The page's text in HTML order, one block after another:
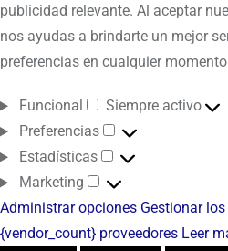
publicidad relevante. Al aceptar
nos ayudas a brindarte un mejor
preferencias en cualquier
Funcional
Siempre activo
Preferencias
Estadísticas
Marketing
Administrar opciones Gestionar
{vendor_count} proveedores Leer